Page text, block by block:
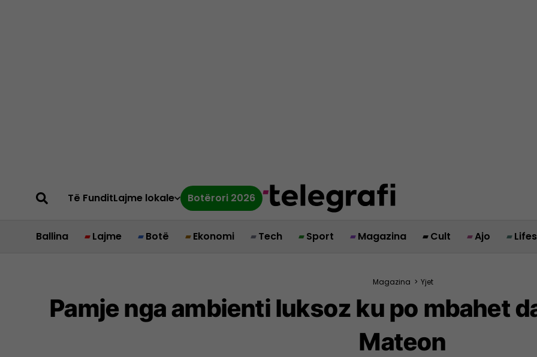
Të FunditLajme lokale Botërori 2026
Ballina Lajme Botë Ekonomi Tech Sport Magazina Cult Ajo
Magazina > Yjet
Pamje nga ambienti luksoz ku po mbahet
Mateon